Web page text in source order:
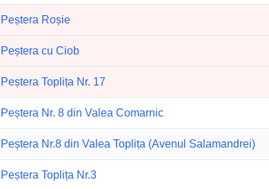
Peștera Roșie
Peștera cu Ciob
Peștera Toplița Nr. 17
Peștera Nr. 8 din Valea Comarnic
Peștera Nr.8 din Valea Toplița (Avenul Salamandrei)
Peștera Toplița Nr.3